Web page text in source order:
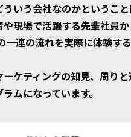
いう会社なのかというこ
現場で活躍する先輩社員
一連の流れを実際に体験す
ケティングの知見、周り
ムになっています。